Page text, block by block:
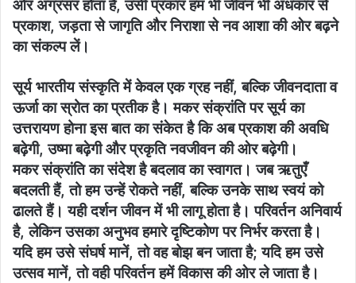
ओर अग्रसर होता है, उसी प्रकार हम भी जीवन भी अंधकार से
प्रकाश, जड़ता से जागृति और निराशा से नव आशा की ओर बढ़ने
का संकल्प लें।
सूर्य भारतीय संस्कृति में केवल एक ग्रह नहीं, बल्कि जीवनदाता व
ऊर्जा का स्रोत का प्रतीक है। मकर संक्रांति पर सूर्य का
उत्तरायण होना इस बात का संकेत है कि अब प्रकाश की अवधि
बढ़ेगी, उष्मा बढ़ेगी और प्रकृति नवजीवन की ओर बढ़ेगी।
मकर संक्रांति का संदेश है बदलाव का स्वागत। जब ऋतुएँ
बदलती हैं, तो हम उन्हें रोकते नहीं, बल्कि उनके साथ स्वयं को
ढालते हैं। यही दर्शन जीवन में भी लागू होता है। परिवर्तन अनिवार्य
है, लेकिन उसका अनुभव हमारे दृष्टिकोण पर निर्भर करता है।
यदि हम उसे संघर्ष मानें, तो वह बोझ बन जाता है; यदि हम उसे
उत्सव मानें, तो वही परिवर्तन हमें विकास की ओर ले जाता है।